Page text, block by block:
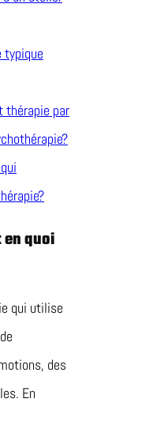
typique
thérapie par
en quoi
qui utilise
des
En